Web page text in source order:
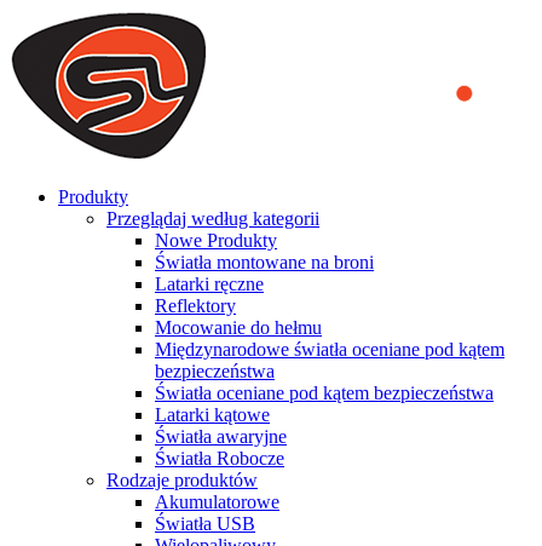
We use cookies to ensure that we provide you the best experience
on our website. By continuing to browse this website, you accept
that cookies are used to help us analyze how the website is used and
to offer you a better experience. To learn more or to find out how
you can disable cookies, you can access our
Produkty
Przeglądaj według kategorii
Nowe Produkty
Światła montowane na broni
Latarki ręczne
Reflektory
Mocowanie do hełmu
Międzynarodowe światła oceniane pod kątem
bezpieczeństwa
Światła oceniane pod kątem bezpieczeństwa
Latarki kątowe
Światła awaryjne
Światła Robocze
Rodzaje produktów
Akumulatorowe
Światła USB